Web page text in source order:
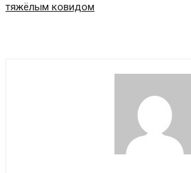
тяжёлым ковидом